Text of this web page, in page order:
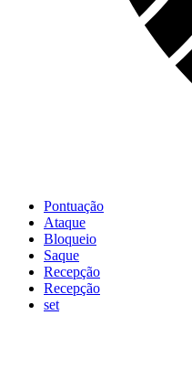
Pontuação
Ataque
Bloqueio
Saque
Recepção
Recepção
set